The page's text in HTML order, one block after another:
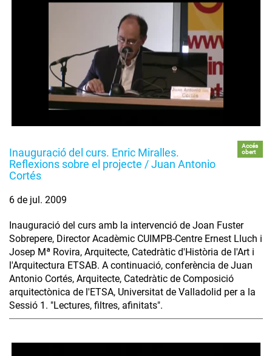
Inauguració del curs. Enric Miralles.
Reflexions sobre el projecte / Juan Antonio
Cortés
Accés
obert
6 de jul. 2009
Inauguració del curs amb la intervenció de Joan Fuster
Sobrepere, Director Acadèmic CUIMPB-Centre Ernest Lluch i
Josep Mª Rovira, Arquitecte, Catedràtic d'Història de l'Art i
l'Arquitectura ETSAB. A continuació, conferència de Juan
Antonio Cortés, Arquitecte, Catedràtic de Composició
arquitectònica de l'ETSA, Universitat de Valladolid per a la
Sessió 1. "Lectures, filtres, afinitats".